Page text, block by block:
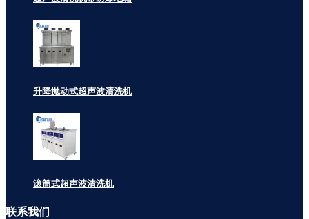
升降抛动式超声波清洗机
滚筒式超声波清洗机
联系我们